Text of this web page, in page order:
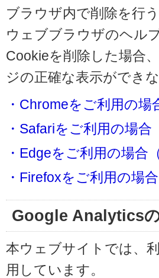
ブラウザ内で削除を行
ウェブブラウザのヘル
Cookieを削除した場合
ジの正確な表示ができ
・Chromeをご利用の
・Safariをご利用の場
・Edgeをご利用の場合
・Firefoxをご利用の場
Google Analytics
本ウェブサイトでは、
用しています。